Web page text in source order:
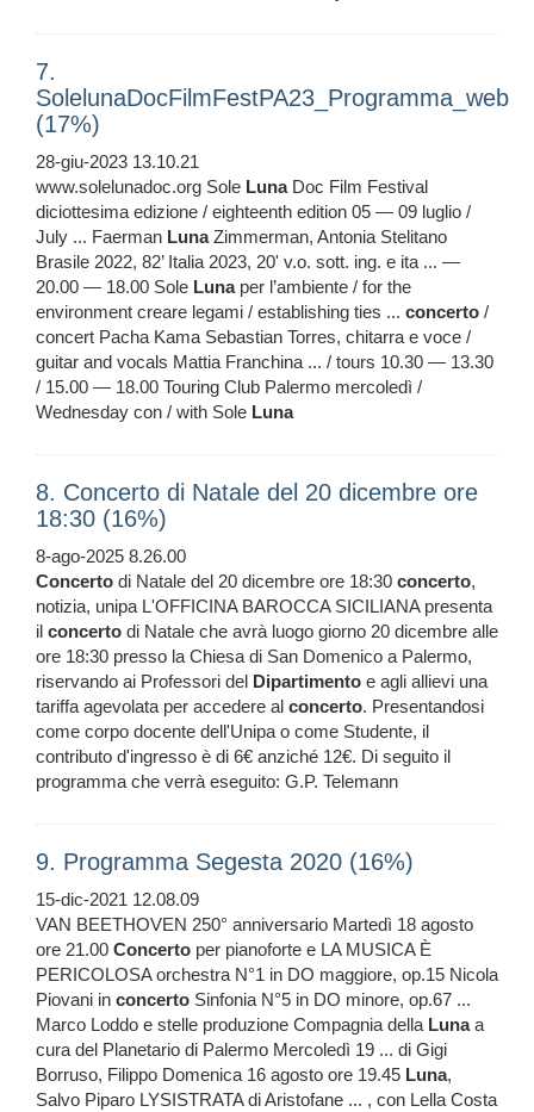
7.
SolelunaDocFilmFestPA23_Programma_web
(17%)
28-giu-2023 13.10.21
www.solelunadoc.org Sole LunaDoc Film Festival
diciottesima edizione / eighteenth edition 05 — 09 luglio /
July ... Faerman LunaZimmerman, Antonia Stelitano
Brasile 2022, 82’ Italia 2023, 20' v.o. sott. ing. e ita ... —
20.00 — 18.00 Sole Lunaper l’ambiente / for the
environment creare legami / establishing ties ... concerto /
concert Pacha Kama Sebastian Torres, chitarra e voce /
guitar and vocals Mattia Franchina ... / tours 10.30 — 13.30
/ 15.00 — 18.00 Touring Club Palermo mercoledì /
Wednesday con / with Sole Luna
8. Concerto di Natale del 20 dicembre ore
18:30 (16%)
8-ago-2025 8.26.00
Concerto di Natale del 20 dicembre ore 18:30 concerto,
notizia, unipa L'OFFICINA BAROCCA SICILIANA presenta
il concerto di Natale che avrà luogo giorno 20 dicembre alle
ore 18:30 presso la Chiesa di San Domenico a Palermo,
riservando ai Professori del Dipartimento e agli allievi una
tariffa agevolata per accedere al concerto. Presentandosi
come corpo docente dell'Unipa o come Studente, il
contributo d'ingresso è di 6€ anziché 12€. Di seguito il
programma che verrà eseguito: G.P. Telemann
9. Programma Segesta 2020 (16%)
15-dic-2021 12.08.09
VAN BEETHOVEN 250° anniversario Martedì 18 agosto
ore 21.00 Concerto per pianoforte e LA MUSICA È
PERICOLOSA orchestra N°1 in DO maggiore, op.15 Nicola
Piovani in concerto Sinfonia N°5 in DO minore, op.67 ...
Marco Loddo e stelle produzione Compagnia della Lunaa
cura del Planetario di Palermo Mercoledì 19 ... di Gigi
Borruso, Filippo Domenica 16 agosto ore 19.45 Luna,
Salvo Piparo LYSISTRATA di Aristofane ... , con Lella Costa